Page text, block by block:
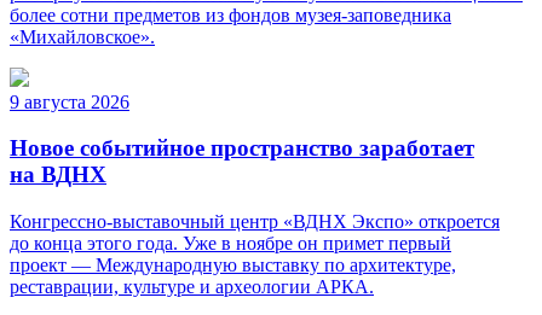
более сотни предметов из фондов музея-заповедника
«Михайловское».
9 августа 2026
Новое событийное пространство заработает
на ВДНХ
Конгрессно-выставочный центр «ВДНХ Экспо» откроется
до конца этого года. Уже в ноябре он примет первый
проект — Международную выставку по архитектуре,
реставрации, культуре и археологии АРКА.